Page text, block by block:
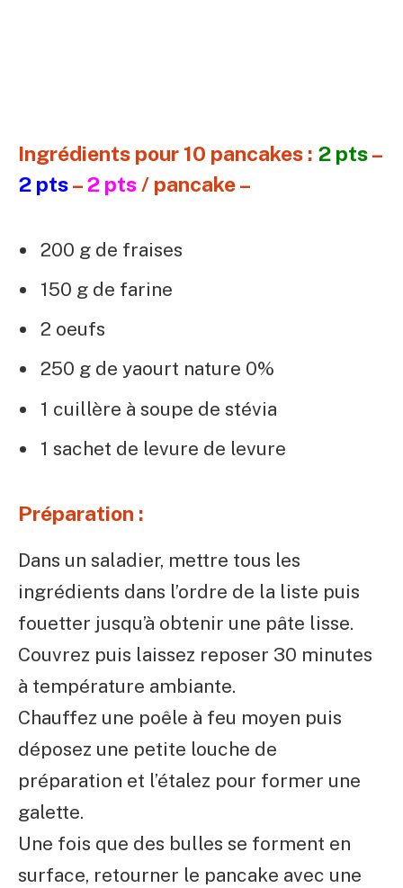
Ingrédients pour 10 pancakes : 2 pts–
2 pts–2 pts/ pancake –
200 g de fraises
150 g de farine
2 oeufs
250 g de yaourt nature 0%
1 cuillère à soupe de stévia
1 sachet de levure de levure
Préparation :
Dans un saladier, mettre tous les
ingrédients dans l’ordre de la liste puis
fouetter jusqu’à obtenir une pâte lisse.
Couvrez puis laissez reposer 30 minutes
à température ambiante.
Chauffez une poêle à feu moyen puis
déposez une petite louche de
préparation et l’étalez pour former une
galette.
Une fois que des bulles se forment en
surface, retourner le pancake avec une